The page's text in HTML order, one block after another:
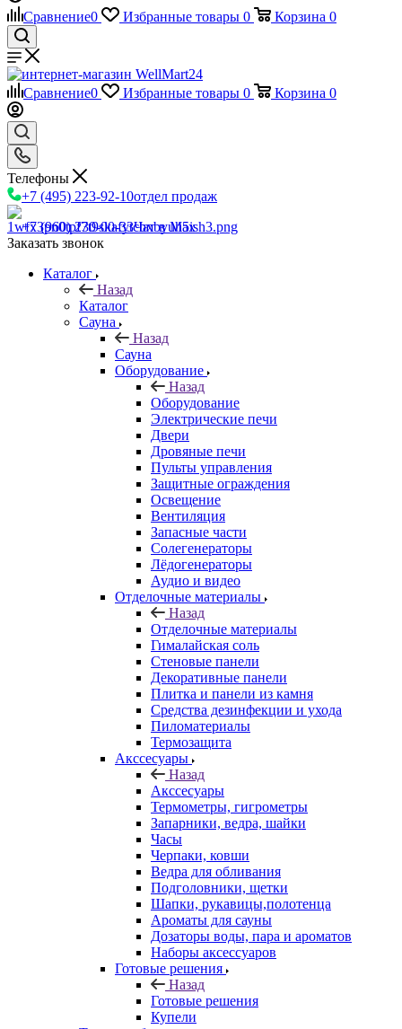
Сравнение0 Избранные товары 0 Корзина 0
Сравнение0 Избранные товары 0 Корзина 0
Телефоны
+7 (495) 223-92-10отдел продаж
+7 (960) 230-00-33Чат в Max
Заказать звонок
Каталог
Назад
Каталог
Сауна
Назад
Сауна
Оборудование
Назад
Оборудование
Электрические печи
Двери
Дровяные печи
Пульты управления
Защитные ограждения
Освещение
Вентиляция
Запасные части
Солегенераторы
Лёдогенераторы
Аудио и видео
Отделочные материалы
Назад
Отделочные материалы
Гималайская соль
Стеновые панели
Декоративные панели
Плитка и панели из камня
Средства дезинфекции и ухода
Пиломатериалы
Термозащита
Аксcесуары
Назад
Аксcесуары
Термометры, гигрометры
Запарники, ведра, шайки
Часы
Черпаки, ковши
Ведра для обливания
Подголовники, щетки
Шапки, рукавицы,полотенца
Ароматы для сауны
Дозаторы воды, пара и ароматов
Наборы аксессуаров
Готовые решения
Назад
Готовые решения
Купели